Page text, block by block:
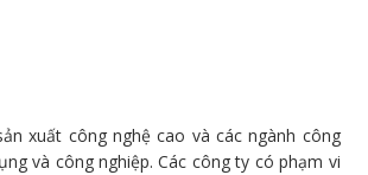
xuất công nghệ cao và các ngành công
và công nghiệp. Các công ty có phạm vi